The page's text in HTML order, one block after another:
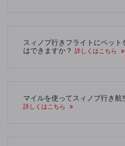
スィノプ行きフライトにペット
はできますか？ 詳しくはこちら
マイルを使ってスィノプ行き航
詳しくはこちら